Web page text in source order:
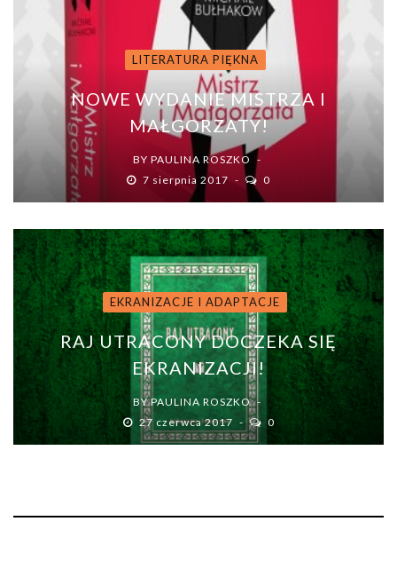
LITERATURA PIĘKNA
NOWE WYDANIE MISTRZA I
MAŁGORZATY!
BY PAULINA ROSZKO
7 sierpnia 2017
0
EKRANIZACJE I ADAPTACJE
RAJ UTRACONY DOCZEKA SIĘ
EKRANIZACJI!
BYPAULINA ROSZKO
27 czerwca 2017
0